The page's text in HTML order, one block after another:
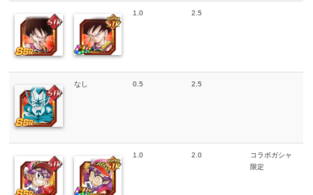
1.0 2.5
なし 0.5 2.5
1.0 2.0
コラボガシャ
限定